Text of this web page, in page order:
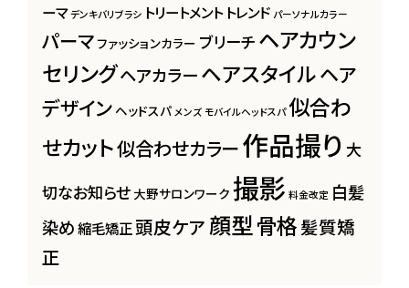
ーマ デンキバリブラシ トリートメント トレンド パーソナルカラー
パーマファッションカラー ブリーチ ヘアカウン
セリングヘアカラーヘアスタイルヘア
デザイン ヘッドスパ メンズ モバイルヘッドスパ 似合わ
せカット似合わせカラー作品撮り 大
切なお知らせ 大野サロンワーク 撮影 料金改定 白髪
染め縮毛矯正頭皮ケア 顔型骨格髪質矯
正